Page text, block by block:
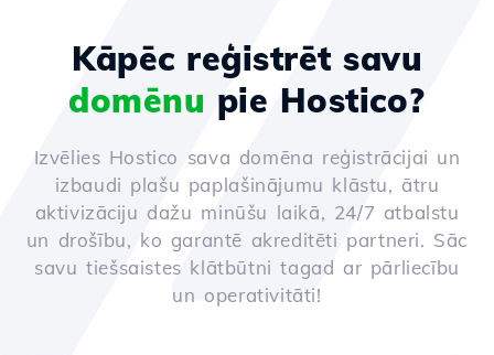
Kāpēc reģistrēt savu
domēnu pie Hostico?
Izvēlies Hostico sava domēna reģistrācijai un
izbaudi plašu paplašinājumu klāstu, ātru
aktivizāciju dažu minūšu laikā, 24/7 atbalstu
un drošību, ko garantē akreditēti partneri. Sāc
savu tiešsaistes klātbūtni tagad ar pārliecību
un operativitāti!